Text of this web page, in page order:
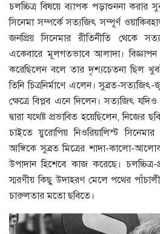
চলচ্চিত্র বিষয়ে ব্যাপক পড়াশুননা করার
সিনেমা সম্পর্কে সত্যজিৎ সম্পূর্ণ
জনপ্রিয় সিনেমার রীতিনীতি থেকে
একেবারে মূলগতভাবে আলাদা। বিজ্ঞাপন
করেছিলেন বলে তার দৃশ্যচেতনা ছিল
তিনি চিত্রনির্মাণে এলেন। সুব্রত-সত্যজিৎ-
ক্ষেত্রে বিপ্লব এনে দিলেন। সত্যজিৎ
দ্বারা যথেষ্ট প্রভাবিত হয়েছিলেন, নিজের
চাইতে য়ুরােপিয় নিওরিয়ালিস্ট
আঙ্গিকে সুব্রত মিত্রের শাদা-কালাে-
উপাদান হিশেবে কাজ করেছে। চলচ্চিত্র-
স্মরণীয় কিছু উদাহরণ মেলে পথের
চারুলতার মতাে ছবিতে।